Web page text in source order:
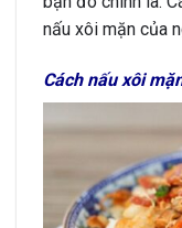
nấu xôi mặn của
Cách nấu xôi